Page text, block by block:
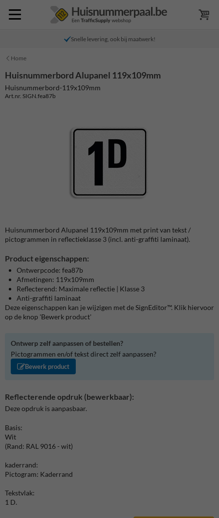
Snelle levering, ook bij maatwerk!
Home
Huisnummerbord Alupanel 119x109mm
Huisnummerbord-119x109mm
Art.nr. SIGN.fea87b
Huisnummerbord Alupanel 119x109mm met print van tekst /
pictogrammen in reflectieklasse 3 (incl. anti-graffiti laminaat).
Product eigenschappen:
Ontwerpcode: fea87b
Afmetingen: 119x109mm
Reflecterend: Maximale reflectie | Klasse 3
Anti-graffiti laminaat
Deze eigenschappen kan je wijzigen met de SignEditor™. Klik hiervoor
op de knop 'Bewerk product'
Ontwerp zelf aanpassen of bestellen?
Pictogrammen en/of tekst direct zelf aanpassen?
Bewerk product
Reflecterende opdruk (bewerkbaar):
Deze opdruk is aanpasbaar.
Basis:
Wit
(Rand: RAL 9016 - wit)
kaderrand:
Pictogram: Kaderrand
Tekstvlak:
1 D.